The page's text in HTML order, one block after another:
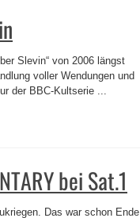
Slevin“ von 2006 längst
voller Wendungen und
der BBC-Kultserie ...
bei Sat.1
Das war schon Ende